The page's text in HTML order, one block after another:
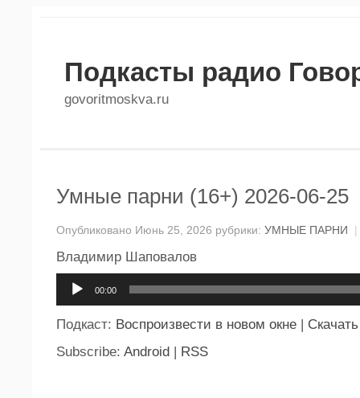
Подкасты радио
govoritmoskva.ru
Умные парни (16+) 2026-06-25
Опубликовано Июнь 25, 2026 рубрики: УМНЫЕ ПАРНИ |
Владимир Шаповалов
00:00
Подкаст: Воспроизвести в новом окне | Скачать
Subscribe: Android | RSS